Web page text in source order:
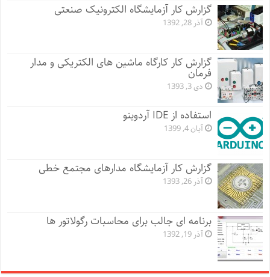
گزارش کار آزمایشگاه الکترونیک صنعتی
آذر 28, 1392
گزارش کار کارگاه ماشین های الکتریکی و مدار
فرمان
دی 3, 1393
استفاده از IDE آردوینو
آبان 4, 1399
گزارش کار آزمایشگاه مدارهای مجتمع خطی
آذر 26, 1393
برنامه ای جالب برای محاسبات رگولاتور ها
آذر 19, 1392